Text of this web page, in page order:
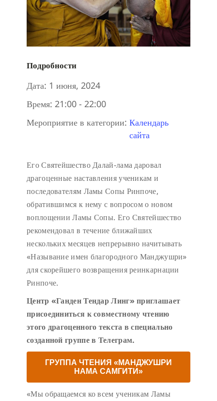
Подробности
Дата: 1 июня, 2024
Время: 21:00 - 22:00
Мероприятие в категории: Календарь
сайта
Его Святейшество Далай-лама даровал
драгоценные наставления ученикам и
последователям Ламы Сопы Ринпоче,
обратившимся к нему с вопросом о новом
воплощении Ламы Сопы. Его Святейшество
рекомендовал в течение ближайших
нескольких месяцев непрерывно начитывать
«Называние имен благородного Манджушри»
для скорейшего возвращения реинкарнации
Ринпоче.
Центр «Ганден Тендар Линг» приглашает
присоединиться к совместному чтению
этого драгоценного текста в специально
созданной группе в Телеграм.
ГРУППА ЧТЕНИЯ «МАНДЖУШРИ
НАМА САМГИТИ»
«Мы обращаемся ко всем ученикам Ламы